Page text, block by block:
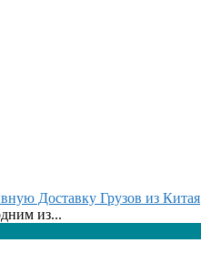
Доставку Грузов из Китая
из...